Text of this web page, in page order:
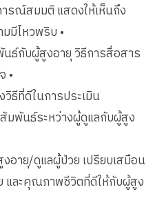
รณ์สมมติ แสดงให้เห็นถึง
มีไหวพริบ •
ธ์กับผู้สูงอายุ วิธีการสื่อสาร
•
ธีที่ดีในการประเมิน
มพันธ์ระหว่างผู้ดูแลกับผู้สูง
อายุ/ดูแลผู้ป่วย เปรียบเสมือน
และคุณภาพชีวิตที่ดีให้กับผู้สูง